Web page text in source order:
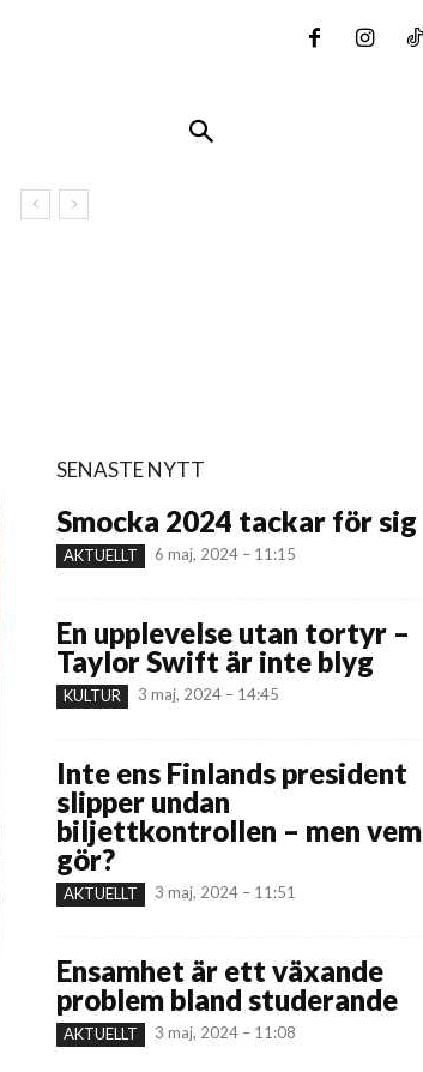
SENASTE NYTT
Smocka 2024 tackar för sig
AKTUELLT 6 maj, 2024 – 11:15
En upplevelse utan tortyr –
Taylor Swift är inte blyg
KULTUR 3 maj, 2024 – 14:45
Inte ens Finlands president
slipper undan
biljettkontrollen – men vem
gör?
AKTUELLT 3 maj, 2024 – 11:51
Ensamhet är ett växande
problem bland studerande
AKTUELLT 3 maj, 2024 – 11:08